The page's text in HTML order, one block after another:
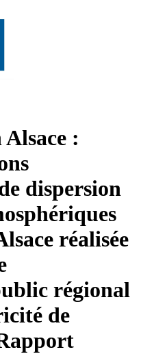
:
dispersion
réalisée
régional
de